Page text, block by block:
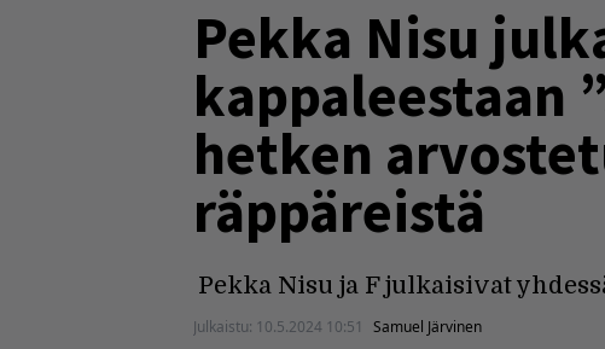
Pekka Nisu
kappaleestaan
hetken
räppäreistä
Pekka Nisu ja F julkaisivat
Julkaistu: 10.5.2024 10:51 Samuel Järvinen